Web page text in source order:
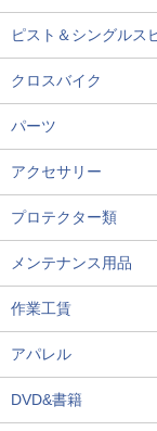
ピスト＆シングルス
クロスバイク
パーツ
アクセサリー
プロテクター類
メンテナンス用品
作業工賃
アパレル
DVD&書籍